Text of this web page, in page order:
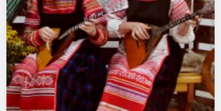
Города
Площадки
Артисты
Рейтинги